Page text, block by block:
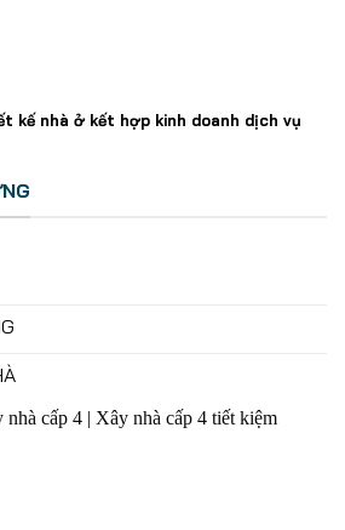
kế nhà ở kết hợp kinh doanh dịch vụ